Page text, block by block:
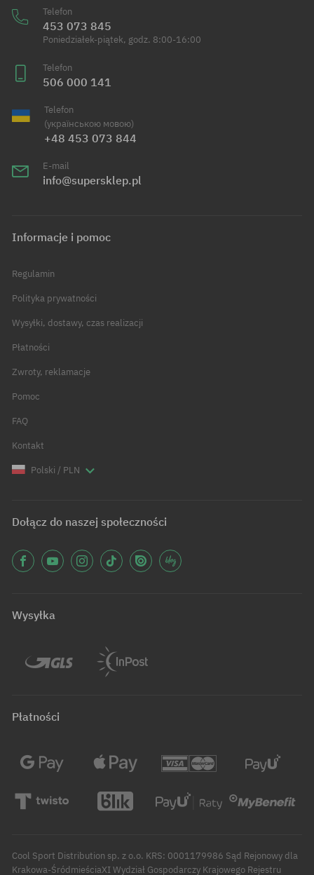
Telefon
453 073 845
Poniedziałek-piątek, godz. 8:00-16:00
Telefon
506 000 141
Telefon
(українською мовою)
+48 453 073 844
E-mail
info@supersklep.pl
Informacje i pomoc
Regulamin
Polityka prywatności
Wysyłki, dostawy, czas realizacji
Płatności
Zwroty, reklamacje
Pomoc
FAQ
Kontakt
Polski / PLN
Dołącz do naszej społeczności
Wysyłka
Płatności
Cool Sport Distribution sp. z o.o. KRS: 0001179986 Sąd Rejonowy dla
Krakowa-ŚródmieściaXI Wydział Gospodarczy Krajowego Rejestru